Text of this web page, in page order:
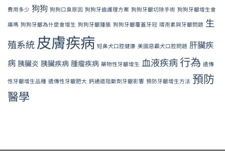
費用多少 狗狗 狗狗口臭原因 狗狗牙齒護理方案 狗狗牙齦切除手術 狗狗牙齦增生會
痛嗎 狗狗牙齦為什麼會增生 狗狗牙齦腫脹 狗狗牙齦覆蓋牙冠 環孢素與牙齦問題 生
殖系統 皮膚疾病 短鼻犬口腔健康 美國惡霸犬口腔問題 肝臟疾
病 胰臟炎 胰臟疾病 腫瘤疾病 藥物性牙齦增生 血液疾病行為 遺傳
性牙齦增生品種 遺傳性牙齦肥大 鈣通道阻斷劑牙齦影響 預防牙齦增生方法 預防
醫學